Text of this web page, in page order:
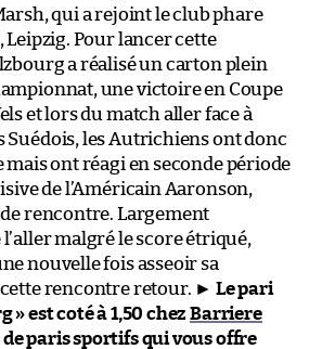
qui a rejoint le club phare
Leipzig. Pour lancer cette
a réalisé un carton plein
une victoire en Coupe
et lors du match aller face à
Suédois, les Autrichiens ont donc
mais ont réagi en seconde période
de l’Américain Aaronson,
rencontre. Largement
malgré le score étriqué,
nouvelle fois asseoir sa
rencontre retour. ► Le pari
» est coté à 1,50 chezBarriere
de paris sportifs qui vous offre